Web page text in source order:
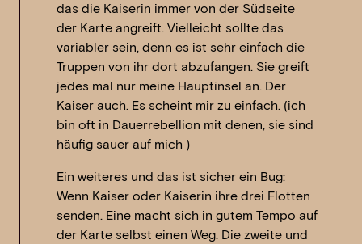
das die Kaiserin immer von der Südseite
der Karte angreift. Vielleicht sollte das
variabler sein, denn es ist sehr einfach die
Truppen von ihr dort abzufangen. Sie greift
jedes mal nur meine Hauptinsel an. Der
Kaiser auch. Es scheint mir zu einfach. (ich
bin oft in Dauerrebellion mit denen, sie sind
häufig sauer auf mich )
Ein weiteres und das ist sicher ein Bug:
Wenn Kaiser oder Kaiserin ihre drei Flotten
senden. Eine macht sich in gutem Tempo auf
der Karte selbst einen Weg. Die zweite und